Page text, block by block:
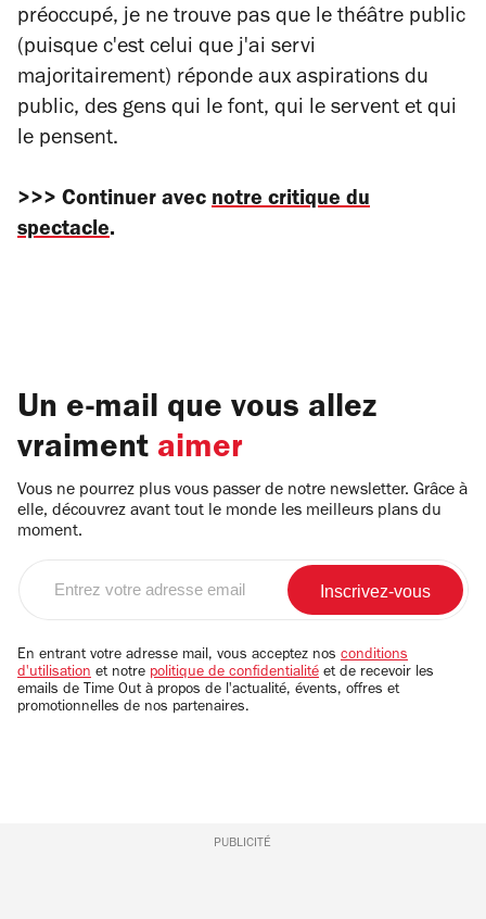
préoccupé, je ne trouve pas que le théâtre public
(puisque c'est celui que j'ai servi
majoritairement) réponde aux aspirations du
public, des gens qui le font, qui le servent et qui
le pensent.
>>> Continuer avec notre critique du
spectacle.
Un e-mail que vous allez
vraiment aimer
Vous ne pourrez plus vous passer de notre newsletter. Grâce à
elle, découvrez avant tout le monde les meilleurs plans du
moment.
email
En entrant votre adresse mail, vous acceptez nos conditions
d'utilisation et notre politique de confidentialité et de recevoir les
emails de Time Out à propos de l'actualité, évents, offres et
promotionnelles de nos partenaires.
PUBLICITÉ